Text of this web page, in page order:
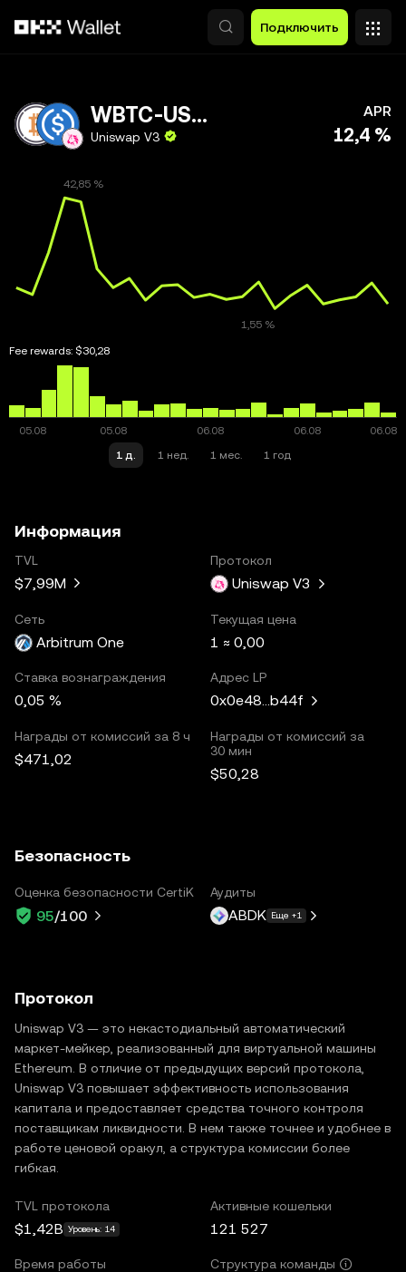
Подключить
WBTC-USDC
Uniswap V3
APR
12,4 %
Fee rewards: $30,28
1 д. 1 нед. 1 мес. 1 год
Информация
TVL
$7,99M
Протокол
Uniswap V3
Сеть
Arbitrum One
Текущая цена
1 ≈ 0,00
Ставка вознаграждения
0,05 %
Адрес LP
0x0e48...b44f
Награды от комиссий за 8 ч
$471,02
Награды от комиссий за
30 мин
$50,28
Безопасность
Оценка безопасности CertiK
95/100
Аудиты
ABDK Еще +1
Протокол
Uniswap V3 — это некастодиальный автоматический
маркет-мейкер, реализованный для виртуальной машины
Ethereum. В отличие от предыдущих версий протокола,
Uniswap V3 повышает эффективность использования
капитала и предоставляет средства точного контроля
поставщикам ликвидности. В нем также точнее и удобнее в
работе ценовой оракул, а структура комиссии более
гибкая.
TVL протокола
$1,42B Уровень: 14
Активные кошельки
121 527
Время работы Структура команды